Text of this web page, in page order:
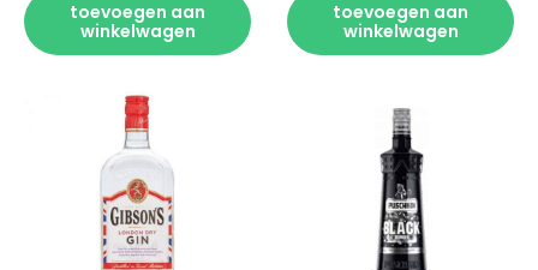
toevoegen aan
winkelwagen
toevoegen aan
winkelwagen